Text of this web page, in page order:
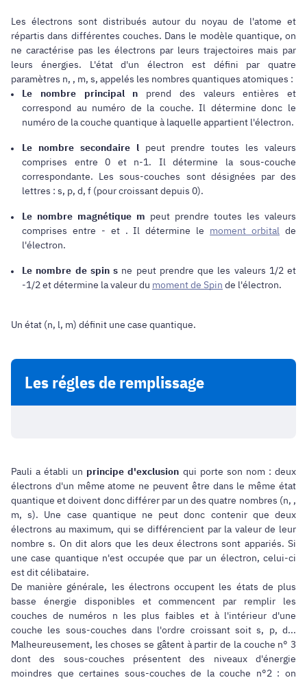
Les électrons sont distribués autour du noyau de l'atome et
répartis dans différentes couches. Dans le modèle quantique, on
ne caractérise pas les électrons par leurs trajectoires mais par
leurs énergies. L'état d'un électron est défini par quatre
paramètres n, , m, s, appelés les nombres quantiques atomiques :
Le nombre principal n prend des valeurs entières et
correspond au numéro de la couche. Il détermine donc le
numéro de la couche quantique à laquelle appartient l'électron.
Le nombre secondaire l peut prendre toutes les valeurs
comprises entre 0 et n-1. Il détermine la sous-couche
correspondante. Les sous-couches sont désignées par des
lettres : s, p, d, f (pour croissant depuis 0).
Le nombre magnétique m peut prendre toutes les valeurs
comprises entre - et . Il détermine le moment orbital de
l'électron.
Le nombre de spin s ne peut prendre que les valeurs 1/2 et
-1/2 et détermine la valeur du moment de Spin de l'électron.
Un état (n, l, m) définit une case quantique.
Les régles de remplissage
Pauli a établi un principe d'exclusion qui porte son nom : deux
électrons d'un même atome ne peuvent être dans le même état
quantique et doivent donc différer par un des quatre nombres (n, ,
m, s). Une case quantique ne peut donc contenir que deux
électrons au maximum, qui se différencient par la valeur de leur
nombre s. On dit alors que les deux électrons sont appariés. Si
une case quantique n'est occupée que par un électron, celui-ci
est dit célibataire.
De manière générale, les électrons occupent les états de plus
basse énergie disponibles et commencent par remplir les
couches de numéros n les plus faibles et à l'intérieur d'une
couche les sous-couches dans l'ordre croissant soit s, p, d...
Malheureusement, les choses se gâtent à partir de la couche n° 3
dont des sous-couches présentent des niveaux d'énergie
moindres que certaines sous-couches de la couche n°2 : on